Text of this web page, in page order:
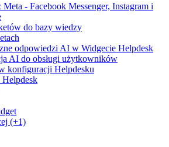
Meta - Facebook Messenger, Instagram i
do bazy wiedzy
odpowiedzi AI w Widgecie Helpdesk
AI do obsługi użytkowników
konfiguracji Helpdesku
(+1)